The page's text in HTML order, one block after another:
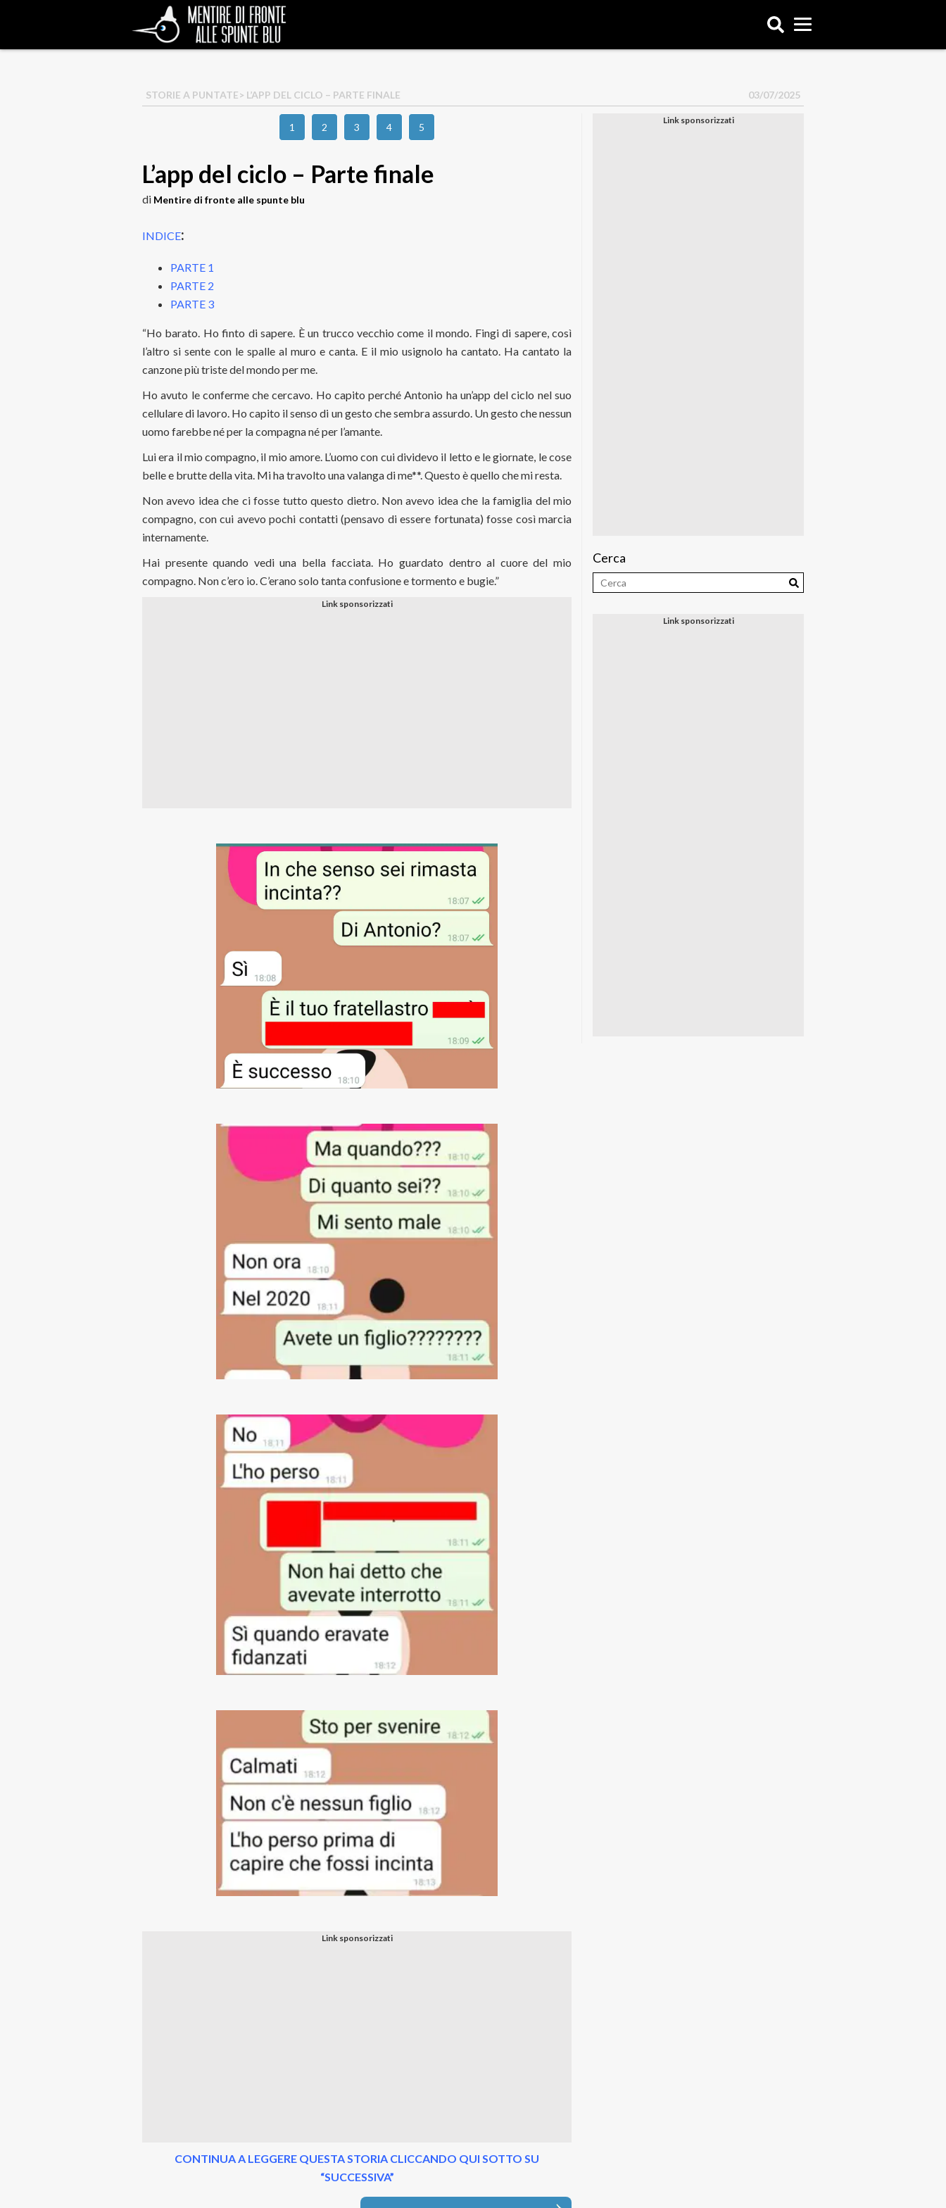
STORIE A PUNTATE> L’APP DEL CICLO – PARTE FINALE 03/07/2025
1 2 3 4 5
L’app del ciclo – Parte finale
di Mentire di fronte alle spunte blu
INDICE:
PARTE 1
PARTE 2
PARTE 3
“Ho barato. Ho finto di sapere. È un trucco vecchio come il mondo. Fingi di sapere, così
l’altro si sente con le spalle al muro e canta. E il mio usignolo ha cantato. Ha cantato la
canzone più triste del mondo per me.
Ho avuto le conferme che cercavo. Ho capito perché Antonio ha un’app del ciclo nel suo
cellulare di lavoro. Ho capito il senso di un gesto che sembra assurdo. Un gesto che nessun
uomo farebbe né per la compagna né per l’amante.
Lui era il mio compagno, il mio amore. L’uomo con cui dividevo il letto e le giornate, le cose
belle e brutte della vita. Mi ha travolto una valanga di me**. Questo è quello che mi resta.
Non avevo idea che ci fosse tutto questo dietro. Non avevo idea che la famiglia del mio
compagno, con cui avevo pochi contatti (pensavo di essere fortunata) fosse così marcia
internamente.
Hai presente quando vedi una bella facciata. Ho guardato dentro al cuore del mio
compagno. Non c’ero io. C’erano solo tanta confusione e tormento e bugie.”
CONTINUA A LEGGERE QUESTA STORIA CLICCANDO QUI SOTTO SU
“SUCCESSIVA”
Cerca